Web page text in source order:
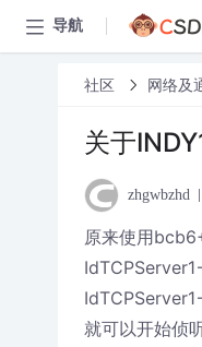
导航
社区 网络及
关于
zhgwbzhd
原来使用
就可以开始侦听